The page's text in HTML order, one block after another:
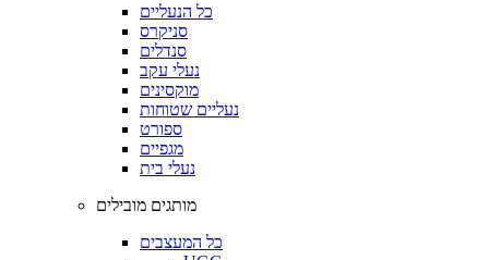
כל הנעליים
סניקרס
סנדלים
נעלי עקב
מוקסינים
נעליים שטוחות
ספורט
מגפיים
נעלי בית
מותגים מובילים
כל המעצבים